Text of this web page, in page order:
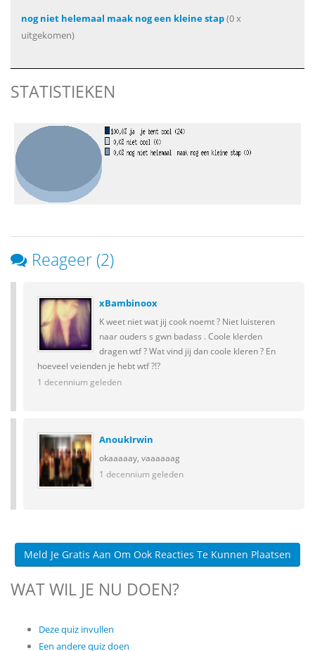
nog niet helemaal maak nog een kleine stap(0 x
uitgekomen)
STATISTIEKEN
Reageer (2)
xBambinoox
K weet niet wat jij cook noemt ? Niet luisteren
naar ouders s gwn badass . Coole klerden
dragen wtf ? Wat vind jij dan coole kleren ? En
hoeveel veienden je hebt wtf ?!?
1 decennium geleden
AnoukIrwin
okaaaaay, vaaaaaag
1 decennium geleden
Meld Je Gratis Aan Om Ook Reacties Te Kunnen Plaatsen
WAT WIL JE NU DOEN?
Deze quiz invullen
Een andere quiz doen